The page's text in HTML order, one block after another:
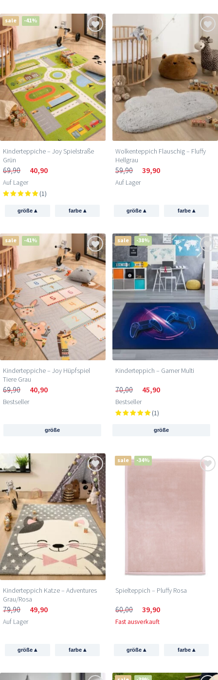
sale -41%
Kinderteppiche – Joy Spielstraße
Grün
69,90 40,90
Auf Lager
(1)
größe▴ farbe ▴
Wolkenteppich Flauschig – Fluffy
Hellgrau
59,90 39,90
Auf Lager
größe▴ farbe ▴
sale -41%
Kinderteppiche – Joy Hüpfspiel
Tiere Grau
69,90 40,90
Bestseller
größe
sale -38%
Kinderteppich – Gamer Multi
70,00 45,90
Bestseller
(1)
größe
Kinderteppich Katze – Adventures
Grau/Rosa
79,90 49,90
Auf Lager
größe▴ farbe ▴
sale -34%
Spielteppich – Pluffy Rosa
60,00 39,90
Fast ausverkauft
größe▴ farbe ▴